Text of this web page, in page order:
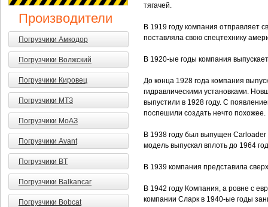
Производители
Погрузчики Амкодор
Погрузчики Волжский
Погрузчики Кировец
Погрузчики МТЗ
Погрузчики МоАЗ
Погрузчики Avant
Погрузчики BT
Погрузчики Balkancar
Погрузчики Bobcat
тягачей.
В 1919 году компания отправляет
поставляла свою спецтехнику
В 1920-ые годы компания
До конца 1928 года компания
гидравлическими установками.
выпустили в 1928 году. С
поспешили создать нечто похожее.
В 1938 году был выпущен
модель выпускал вплоть до 1964
В 1939 компания представила
В 1942 году Компания, а ровне с
компании Сларк в 1940-ые годы